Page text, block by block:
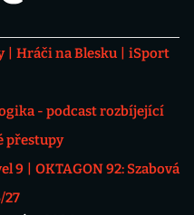
Hráči na Blesku
iSport
- podcast rozbíjející
přestupy
9
OKTAGON 92: Szabová
27